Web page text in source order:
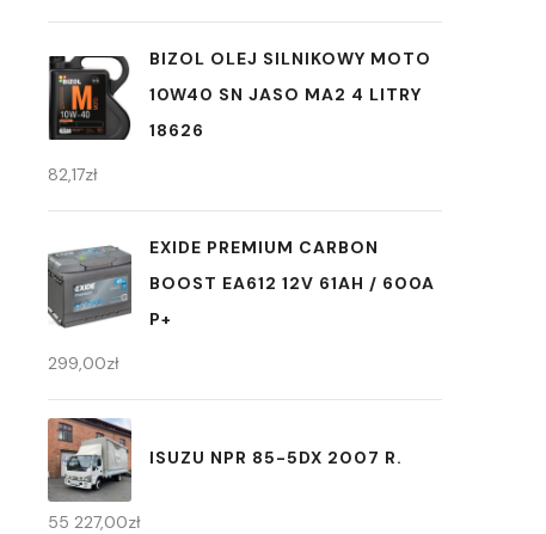
BIZOL OLEJ SILNIKOWY MOTO
10W40 SN JASO MA2 4 LITRY
18626
82,17zł
EXIDE PREMIUM CARBON
BOOST EA612 12V 61AH / 600A
P+
299,00zł
ISUZU NPR 85-5DX 2007 R.
55 227,00zł